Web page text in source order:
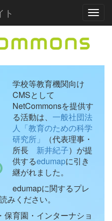
ト
学校等教育機関向け
CMSとして
NetCommonsを提供す
る活動は、 一般社団法
人「教育のための科学
研究所」
（代表理事・
所長 新井紀子）が提
供するedumapに引き
継がれました。
edumapに関するプレ
みください。
育園・インターナショ